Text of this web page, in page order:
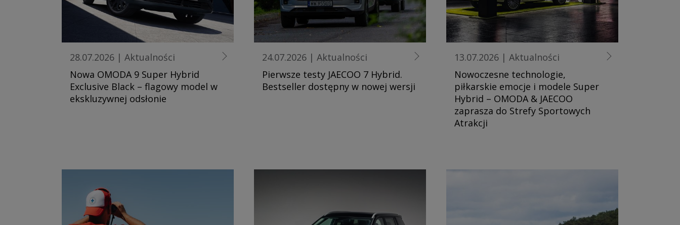
28.07.2026 | Aktualności
Nowa OMODA 9 Super Hybrid
Exclusive Black – flagowy model w
ekskluzywnej odsłonie
24.07.2026 | Aktualności
Pierwsze testy JAECOO 7 Hybrid.
Bestseller dostępny w nowej wersji
13.07.2026 | Aktualności
Nowoczesne technologie,
piłkarskie emocje i modele Super
Hybrid – OMODA & JAECOO
zaprasza do Strefy Sportowych
Atrakcji